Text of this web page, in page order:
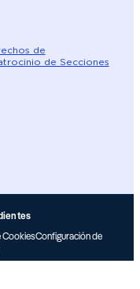
de
de Secciones
CookiesConfiguración de